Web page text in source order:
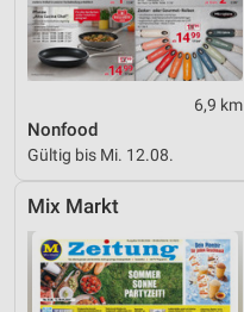
6,9 km
Nonfood
Gültig bis Mi. 12.08.
Mix Markt